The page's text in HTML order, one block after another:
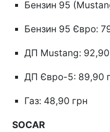
Бензин 95
Бензин 95 Євро:
ДП Mustang: 92,90
ДП Євро-5: 89,90
Газ: 48,90 грн
SOCAR